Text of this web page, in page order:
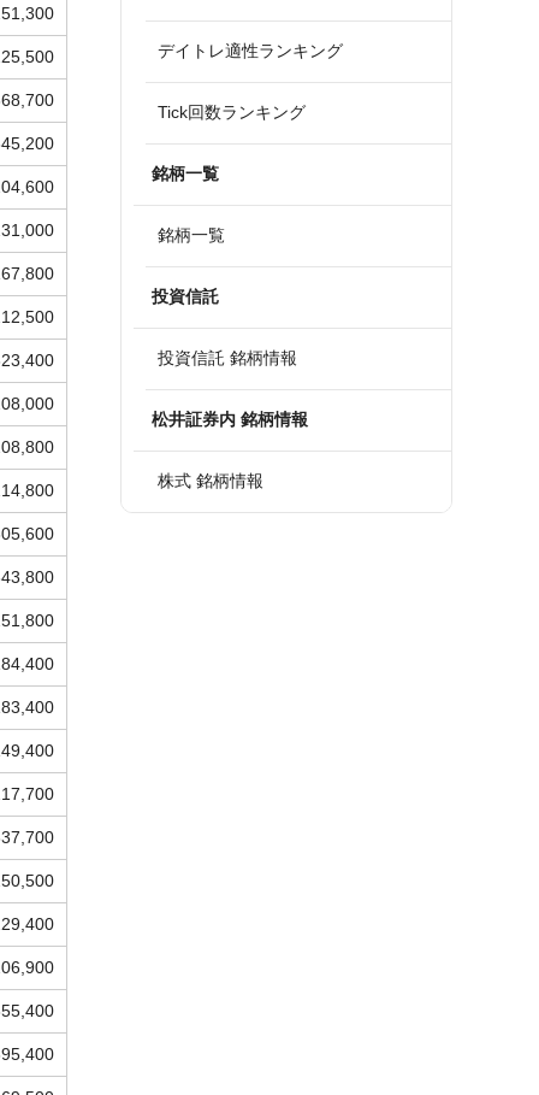
デイトレ適性ランキング
Tick回数ランキング
銘柄一覧
銘柄一覧
投資信託
投資信託 銘柄情報
松井証券内 銘柄情報
株式 銘柄情報